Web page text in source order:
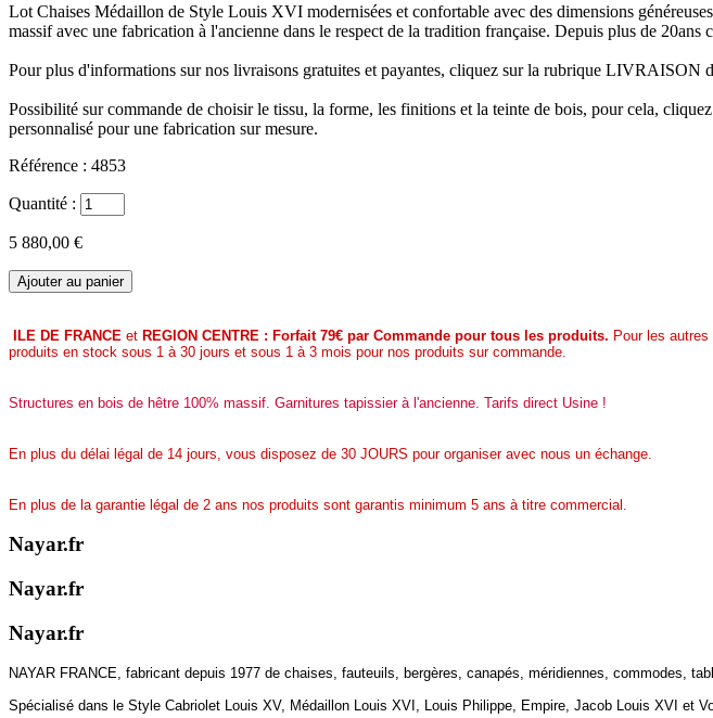
Lot Chaises Médaillon de Style Louis XVI modernisées et confortable avec des dimensions
massif avec une fabrication à l'ancienne dans le respect de la tradition française. Depuis plus de
Pour plus d'informations sur nos livraisons gratuites et payantes, cliquez sur la rubrique LIVRAISON
Possibilité sur commande de choisir le tissu, la forme, les finitions et la teinte de bois, pour cela,
personnalisé pour une fabrication sur mesure.
Référence : 4853
Quantité :
5 880,00 €
ILE DE FRANCE et REGION CENTRE : Forfait 79€ par Commande pour tous les produits. Pour les
produits en stock sous 1 à 30 jours et sous 1 à 3 mois pour nos produits sur commande.
Structures en bois de hêtre 100% massif. Garnitures tapissier à l'ancienne. Tarifs direct Usine !
En plus du délai légal de 14 jours, vous disposez de 30 JOURS pour organiser avec nous un échange.
En plus de la garantie légal de 2 ans nos produits sont garantis minimum 5 ans à titre commercial.
Nayar.fr
Nayar.fr
Nayar.fr
NAYAR FRANCE, fabricant depuis 1977 de chaises, fauteuils, bergères, canapés, méridiennes, commodes,
Spécialisé dans le Style Cabriolet Louis XV, Médaillon Louis XVI, Louis Philippe, Empire, Jacob Louis XVI et